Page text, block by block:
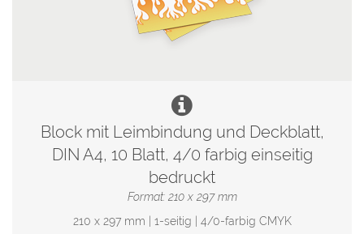
Block mit Leimbindung und Deckblatt,
DIN A4, 10 Blatt, 4/0 farbig einseitig
bedruckt
Format: 210 x 297 mm
210 x 297 mm | 1-seitig | 4/0-farbig CMYK